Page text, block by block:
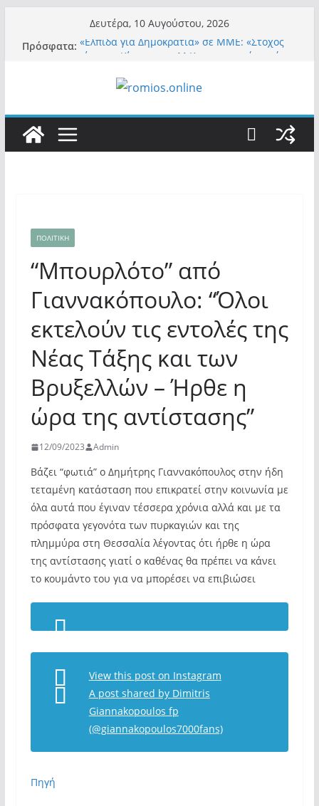
περιεχόμενο
Δευτέρα, 10 Αυγούστου, 2026
Πρόσφατα: «Ελπίδα για Δημοκρατία» σε ΜΜΕ: «Στόχος
«Αιχμηρή» τοποθέτηση από την Μαρία
Θ.Αυγερινό και όσους αποχώρησαν από την
Α.Φάουτσι: Στις ΗΠΑ τον συνέλαβαν για τα
ΠΟΛΙΤΙΚΗ
“Μπουρλότο” από
Γιαννακόπουλο: “Όλοι
εκτελούν τις εντολές της
Νέας Τάξης και των
Βρυξελλών – Ήρθε η
ώρα της αντίστασης”
12/09/2023 Admin
Βάζει “φωτιά” ο Δημήτρης Γιαννακόπουλος στην ήδη
τεταμένη κατάσταση που επικρατεί στην κοινωνία με
όλα αυτά που έγιναν τέσσερα χρόνια αλλά και με τα
πρόσφατα γεγονότα των πυρκαγιών και της
πλημμύρα στη Θεσσαλία λέγοντας ότι ήρθε η ώρα
της αντίστασης γιατί ο καθένας θα πρέπει να κάνει
το κουμάντο του για να μπορέσει να επιβιώσει
View this post on Instagram
A post shared by Dimitris
Giannakopoulos fp
(@giannakopoulos7000fans)
Πηγή